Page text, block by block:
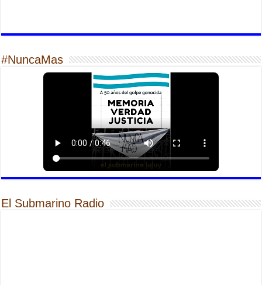
#NuncaMas
El Submarino Radio